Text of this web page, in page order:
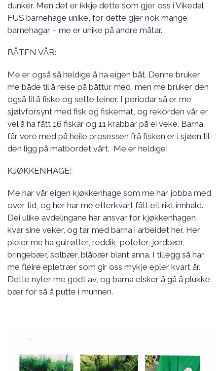
dunker. Men det er ikkje dette som gjer oss i Vikedal
FUS barnehage unike, for dette gjer nok mange
barnehagar – me er unike på andre måtar.
BÅTEN VÅR:
Me er også så heldige å ha eigen båt. Denne bruker
me både til å reise på båttur med, men me bruker den
også til å fiske og sette teiner. I periodar så er me
sjølvforsynt med fisk og fiskemat, og rekorden vår er
vel å ha fått 16 fiskar og 11 krabbar på ei veke. Barna
får vere med på heile prosessen frå fisken er i sjøen til
den ligg på matbordet vårt. Me er heldige!
KJØKKENHAGE:
Me har vår eigen kjøkkenhage som me har jobba med
over tid, og her har me etterkvart fått eit rikt innhald.
Dei ulike avdelingane har ansvar for kjøkkenhagen
kvar sine veker, og tar med barna i arbeidet her. Her
pleier me ha gulrøtter, reddik, poteter, jordbær,
bringebær, solbær, blåbær blant anna. I tillegg så har
me fleire epletrær som gir oss mykje epler kvart år.
Dette nyter me godt av, og barna elsker å gå å plukke
bær for så å putte i munnen.